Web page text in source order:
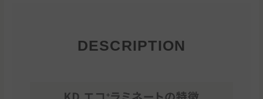
DESCRIPTION